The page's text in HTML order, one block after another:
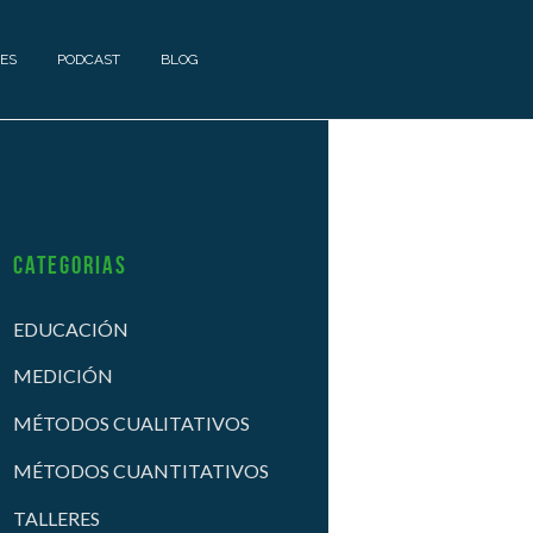
PODCAST BLOG
Categorias
EDUCACIÓN
MEDICIÓN
MÉTODOS CUALITATIVOS
MÉTODOS CUANTITATIVOS
TALLERES